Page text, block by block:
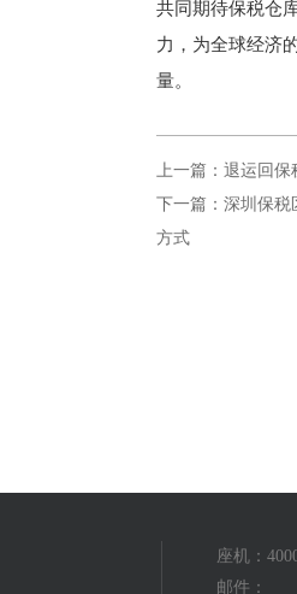
共同期待保税仓
力，为全球经济
量。
上一篇：退运回保
下一篇：深圳保税
方式
座机：
邮件：